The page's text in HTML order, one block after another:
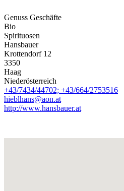
Genuss Geschäfte
Bio
Spirituosen
Hansbauer
Krottendorf 12
3350
Haag
Niederösterreich
+43/7434/44702; +43/664/2753516
hieblhans@aon.at
http://www.hansbauer.at